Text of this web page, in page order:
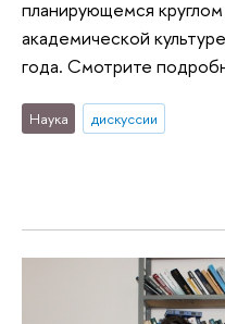
планирующемся
академической
года. Смотрите
Наука дискуссии